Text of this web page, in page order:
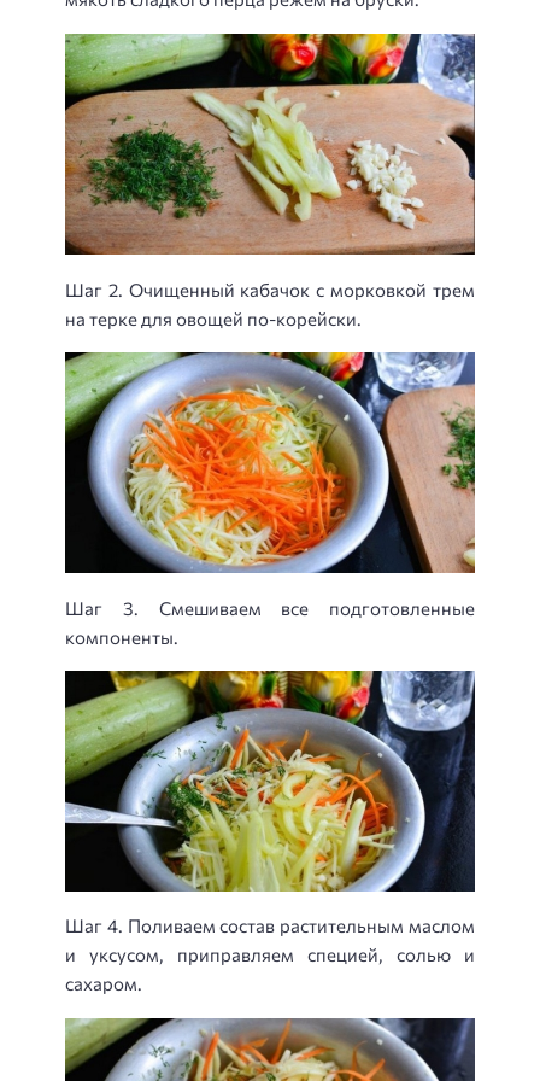
Шаг 2. Очищенный кабачок с морковкой трем
на терке для овощей по-корейски.
Шаг 3. Смешиваем все подготовленные
компоненты.
Шаг 4. Поливаем состав растительным маслом
и уксусом, приправляем специей, солью и
сахаром.